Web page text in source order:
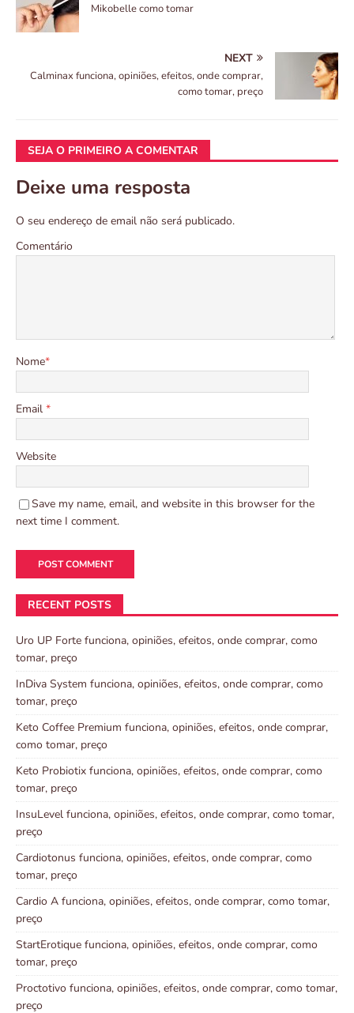
Mikobelle como tomar
NEXT
Calminax funciona, opiniões, efeitos, onde comprar,
como tomar, preço
SEJA O PRIMEIRO A COMENTAR
Deixe uma resposta
O seu endereço de email não será publicado.
Comentário
Nome*
Email *
Website
Save my name, email, and website in this browser for the
next time I comment.
RECENT POSTS
Uro UP Forte funciona, opiniões, efeitos, onde comprar, como
tomar, preço
InDiva System funciona, opiniões, efeitos, onde comprar, como
tomar, preço
Keto Coffee Premium funciona, opiniões, efeitos, onde comprar,
como tomar, preço
Keto Probiotix funciona, opiniões, efeitos, onde comprar, como
tomar, preço
InsuLevel funciona, opiniões, efeitos, onde comprar, como tomar,
preço
Cardiotonus funciona, opiniões, efeitos, onde comprar, como
tomar, preço
Cardio A funciona, opiniões, efeitos, onde comprar, como tomar,
preço
StartErotique funciona, opiniões, efeitos, onde comprar, como
tomar, preço
Proctotivo funciona, opiniões, efeitos, onde comprar, como tomar,
preço